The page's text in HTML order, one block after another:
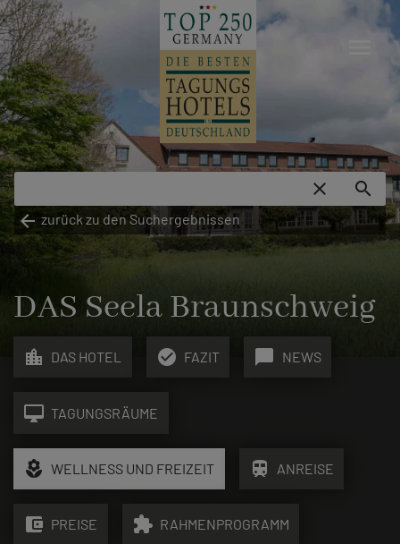
close
search
arrow_back zurück zu den Suchergebnissen
DAS Seela Braunschweig
location_city DAS HOTEL check_circle FAZIT chat_bubble NEWS
desktop_mac TAGUNGSRÄUME
local_florist WELLNESS UND FREIZEIT train ANREISE
account_balance_wallet PREISE extension RAHMENPROGRAMM